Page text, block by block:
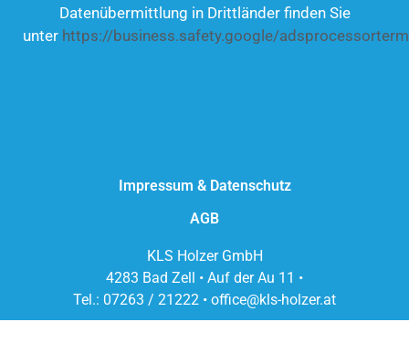
Datenübermittlung in Drittländer finden Sie
unter https://business.safety.google/
Impressum & Datenschutz
AGB
KLS Holzer GmbH
4283 Bad Zell • Auf der Au 11 •
Tel.: 07263 / 21222 • office@kls-holzer.at